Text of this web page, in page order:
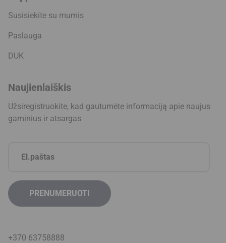
Susisiekite su mumis
Paslauga
DUK
Naujienlaiškis
Užsiregistruokite, kad gautumėte informaciją apie naujus
gaminius ir atsargas
+370 63758888